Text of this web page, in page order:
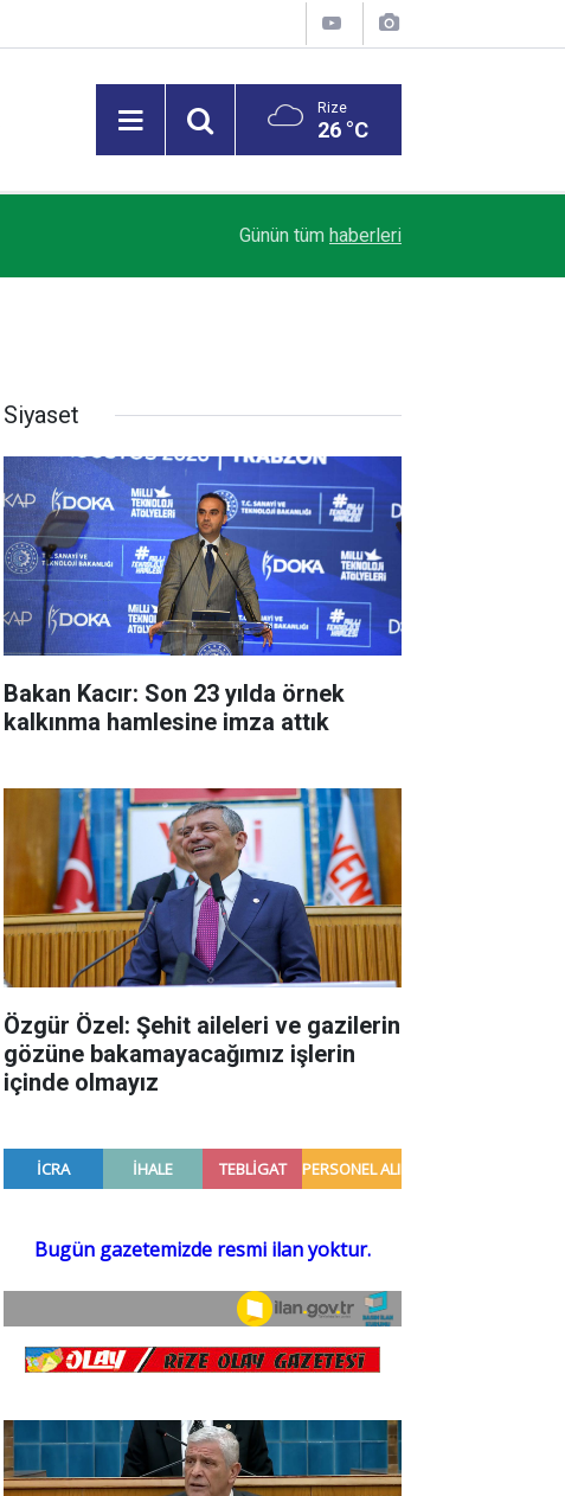
Rize
26 °C
Rize'de Yatılı Kız Kur’an Kursu İçin Protokol
Günün tüm haberleri
Siyaset
Bakan Kacır: Son 23 yılda örnek
kalkınma hamlesine imza attık
Özgür Özel: Şehit aileleri ve gazilerin
gözüne bakamayacağımız işlerin
içinde olmayız